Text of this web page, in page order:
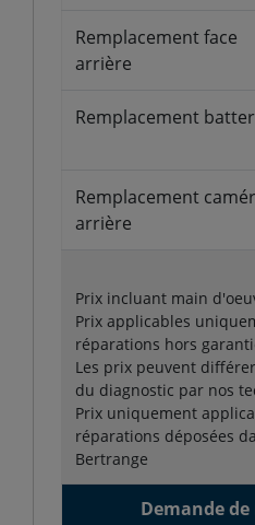
Remplacement face
arrière
Remplacement
Remplacement
arrière
Prix incluant main
Prix applicables
réparations hors
Les prix peuvent
du diagnostic par nos
Prix uniquement
réparations déposées
Bertrange
Demande